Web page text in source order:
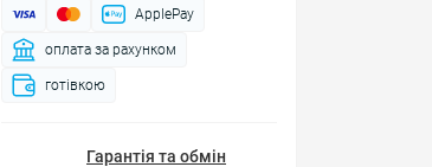
ApplePay
оплата за рахунком
готівкою
Гарантія та обмін